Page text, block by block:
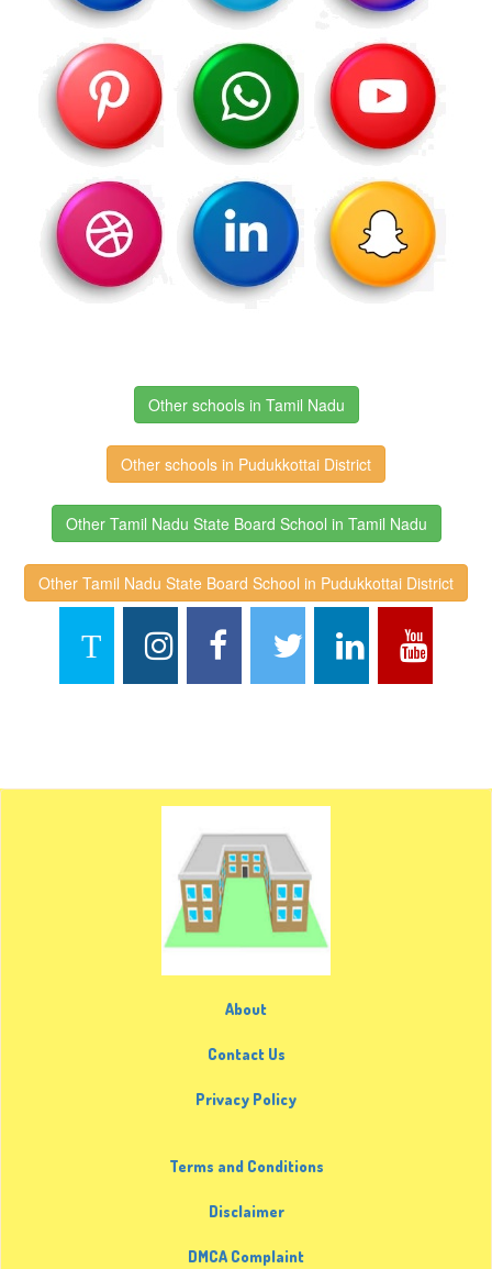
Other schools in Tamil Nadu
Other schools in Pudukkottai District
Other Tamil Nadu State Board School in Tamil Nadu
Other Tamil Nadu State Board School in Pudukkottai District
About
Contact Us
Privacy Policy
Terms and Conditions
Disclaimer
DMCA Complaint